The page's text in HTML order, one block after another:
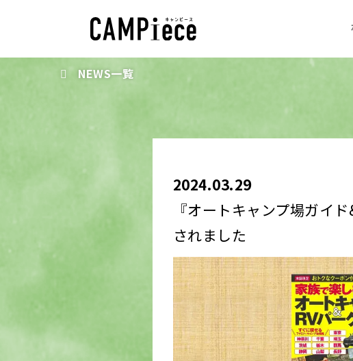
NEWS一覧
2024.03.29
『オートキャンプ場ガイ
されました